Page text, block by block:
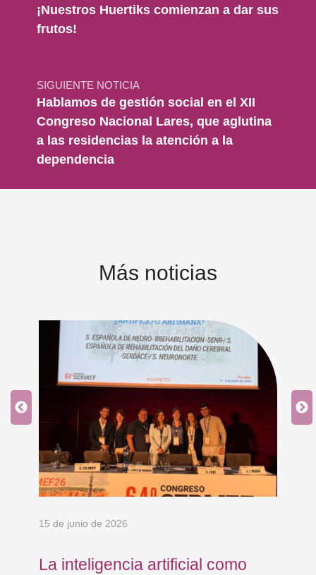
¡Nuestros Huertiks comienzan a dar sus
frutos!
SIGUIENTE NOTICIA
Hablamos de gestión social en el XII
Congreso Nacional Lares, que aglutina
a las residencias la atención a la
dependencia
Más noticias
15 de junio de 2026
La inteligencia artificial como